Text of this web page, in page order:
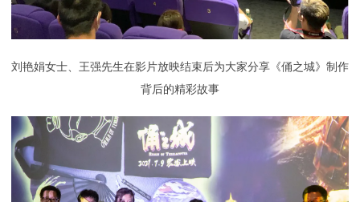
刘艳娟女士、王强先生在影片放映结束后为大家分享《俑之城》制作
背后的精彩故事